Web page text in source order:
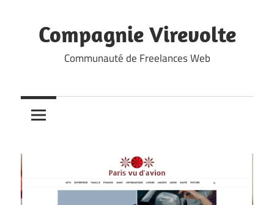
content
Compagnie Virevolte
Communauté de Freelances Web